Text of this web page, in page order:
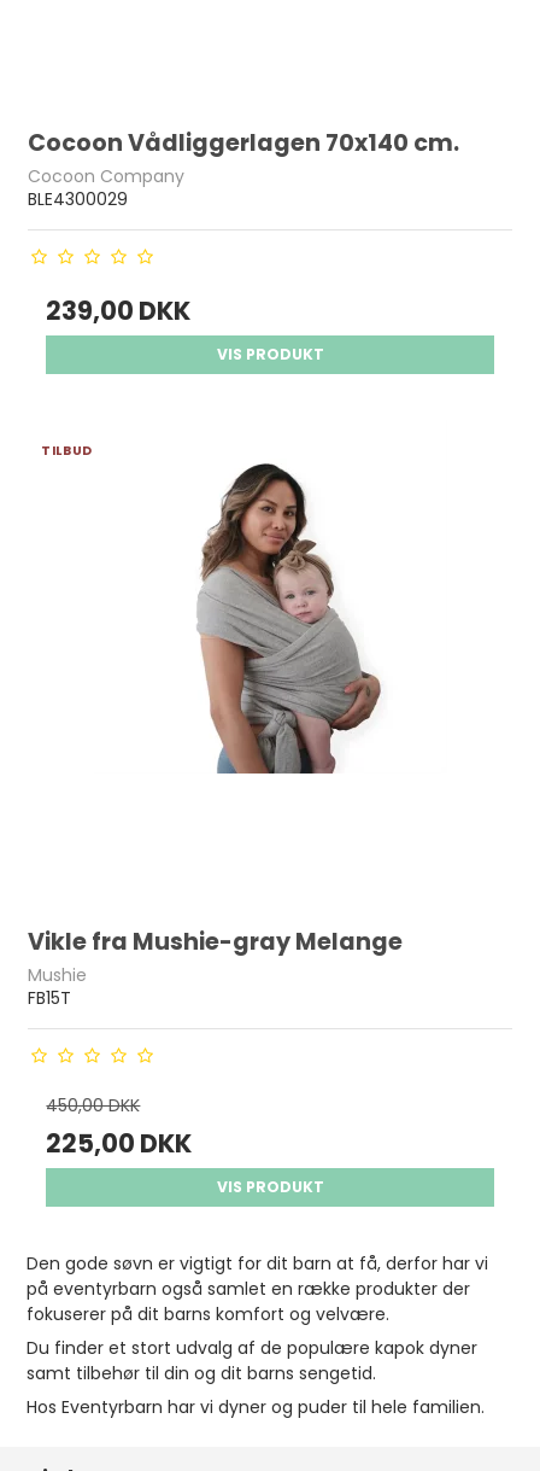
Cocoon Vådliggerlagen 70x140 cm.
Cocoon Company
BLE4300029
239,00 DKK
VIS PRODUKT
TILBUD
Vikle fra Mushie-gray Melange
Mushie
FB15T
450,00 DKK
225,00 DKK
VIS PRODUKT
Den gode søvn er vigtigt for dit barn at få, derfor har vi
på eventyrbarn også samlet en række produkter der
fokuserer på dit barns komfort og velvære.
Du finder et stort udvalg af de populære kapok dyner
samt tilbehør til din og dit barns sengetid.
Hos Eventyrbarn har vi dyner og puder til hele familien.